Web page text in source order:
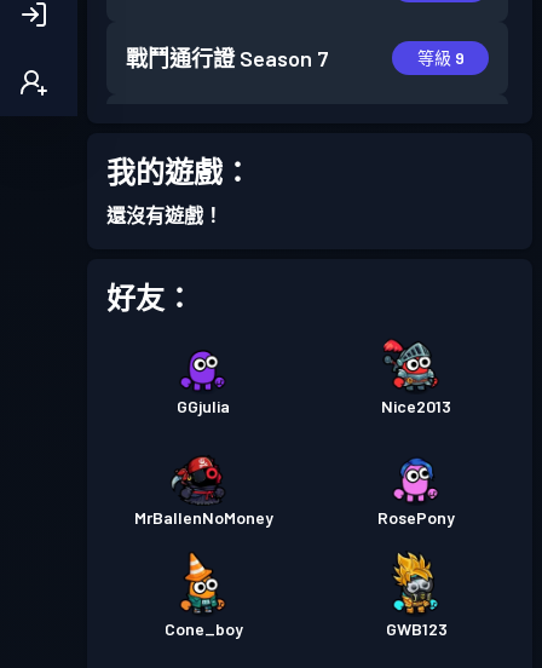
戰鬥通行證 Season 7 等級 9
戰鬥通行證
進階戰鬥通行證
我的遊戲：
還沒有遊戲！
好友：
GGjulia Nice2013
MrBallenNoMoney RosePony
Cone_boy GWB123